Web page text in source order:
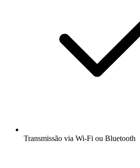
Transmissão via Wi-Fi ou Bluetooth